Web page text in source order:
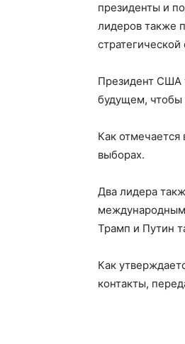
президенты и
лидеров также
стратегической
Президент США
будущем, чтобы
Как
выборах.
Два лидера
Трамп и Путин
Как
контакты,